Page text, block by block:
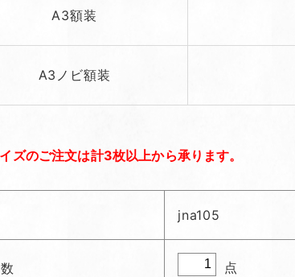
A3額装
A3ノビ額装
ズのご注文は計3枚以上から承ります。
jna105
点